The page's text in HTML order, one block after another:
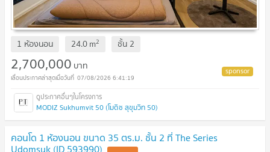
1 ห้องนอน 24.0m2 ชั้น 2
2,700,000 บาท
07/08/2026 6:41:19
MODIZ Sukhumvit 50 (โมดิซ สุขุมวิท 50)
คอนโด 1 ห้องนอน ขนาด 35 ตร.ม. ชั้น 2 ที่ The Series